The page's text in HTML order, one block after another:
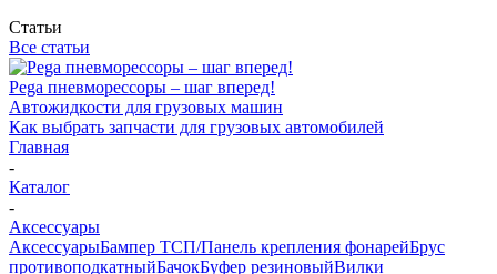
Статьи
Все статьи
Pega пневморессоры – шаг вперед!
Автожидкости для грузовых машин
Как выбрать запчасти для грузовых автомобилей
Главная
-
Каталог
-
Аксессуары
АксессуарыБампер ТСП/Панель крепления фонарейБрус
противоподкатныйБачокБуфер резиновыйВилки